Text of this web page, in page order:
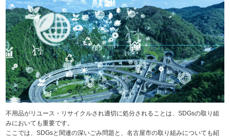
不用品がリユース・リサイクルされ適切に処分されることは、SDGsの取り組
みにおいても重要です。
ここでは、SDGsと関連の深いごみ問題と、名古屋市の取り組みについても紹